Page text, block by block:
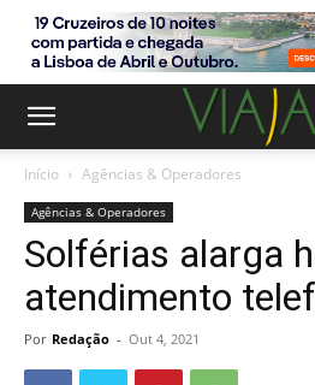
Início Agências & Operadores
Agências & Operadores
Solférias alarga
atendimento
Por Redação - Out 4, 2021